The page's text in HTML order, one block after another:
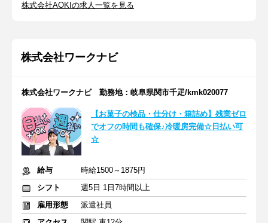
株式会社AOKIの求人一覧を見る
株式会社ワークナビ
株式会社ワークナビ 勤務地：岐阜県関市千疋/kmk020077
【お菓子の検品・仕分け・箱詰め】残業ゼロ
でオフの時間も確保♪冷暖房完備☆日払い可
☆
給与
時給1500～1875円
シフト
週5日 1日7時間以上
雇用形態
派遣社員